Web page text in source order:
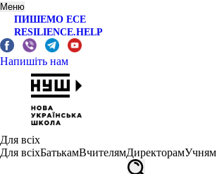
Меню
ПИШЕМО ЕСЕ
RESILIENCE.HELP
Напишіть нам
Для всіх
Для всіхБатькамВчителямДиректорамУчням